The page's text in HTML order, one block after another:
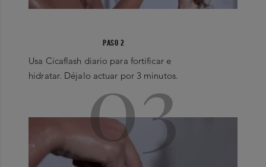
PASO 2
Usa Cicaflash diario para fortificar e
hidratar. Déjalo actuar por 3 minutos.
03